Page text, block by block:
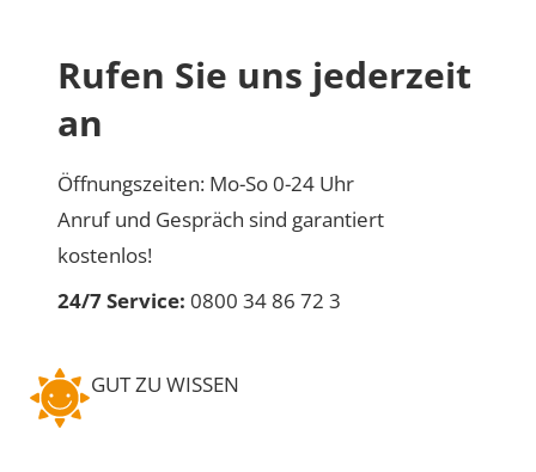
Rufen Sie uns jederzeit
an
Öffnungszeiten: Mo-So 0-24 Uhr
Anruf und Gespräch sind garantiert
kostenlos!
24/7 Service: 0800 34 86 72 3
GUT ZU WISSEN